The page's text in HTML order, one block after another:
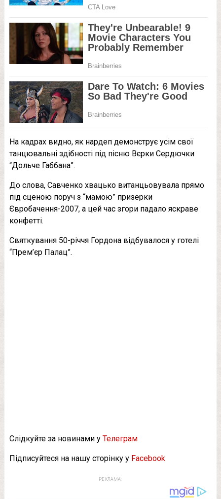
На кадрах видно, як нардеп демонструє усім свої
танцювальні здібності під пісню Вєрки Сердючки
“Дольче Габбана”.
До слова, Савченко хвацько витанцьовувала прямо
під сценою поруч з “мамою” призерки
Євробачення-2007, а цей час згори падало яскраве
конфетті.
Святкування 50-річчя Гордона відбувалося у готелі
“Прем’єр Палац”.
Слідкуйте за новинами у Телеграм
Підписуйтеся на нашу сторінку у Facebook
РЕКЛАМА: